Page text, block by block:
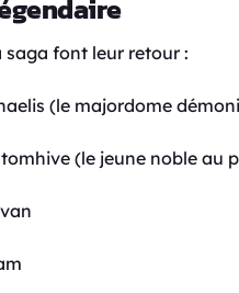
saga font leur retour :
(le majordome
(le jeune noble au